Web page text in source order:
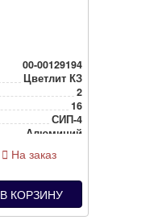
00-00129194
Цветлит КЗ
2
16
СИП-4
Алюминий
На заказ
В КОРЗИНУ